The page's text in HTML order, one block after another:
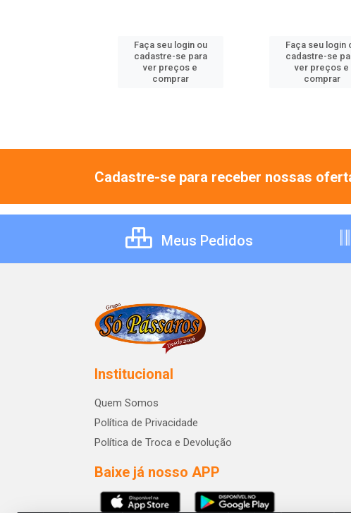
Faça seu login ou
cadastre-se para
ver preços e
comprar
Faça seu login
cadastre-se
ver preços e
comprar
Cadastre-se para receber nossas
Meus Pedidos
Institucional
Quem Somos
Política de Privacidade
Política de Troca e Devolução
Baixe já nosso APP